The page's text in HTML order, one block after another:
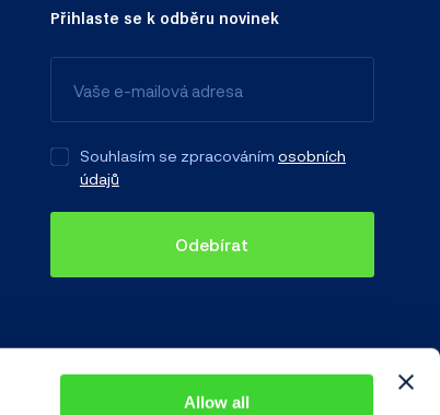
Allow all
Přihlaste se k odběru novinek
Souhlasím se zpracováním osobních
údajů
Odebírat